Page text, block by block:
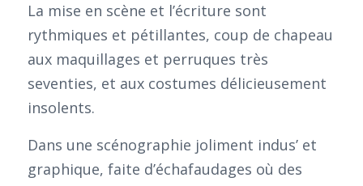
La mise en scène et l’écriture sont
rythmiques et pétillantes, coup de chapeau
aux maquillages et perruques très
seventies, et aux costumes délicieusement
insolents.
Dans une scénographie joliment indus’ et
graphique, faite d’échafaudages où des